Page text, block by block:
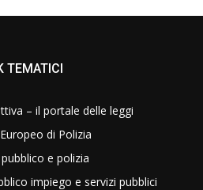
TEMATICI
– il portale delle leggi
di Polizia
e polizia
impiego e servizi pubblici